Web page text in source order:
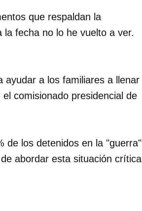
que respaldan la
fecha no lo he vuelto a ver.
ayudar a los familiares a llenar
comisionado presidencial de
de los detenidos en la "guerra"
abordar esta situación crítica